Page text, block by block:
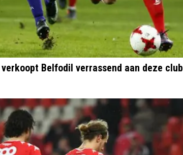
verkoopt Belfodil verrassend aan deze club